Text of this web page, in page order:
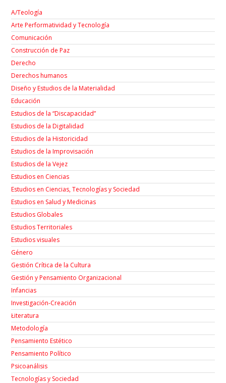
A/Teología
Arte Performatividad y Tecnología
Comunicación
Construcción de Paz
Derecho
Derechos humanos
Diseño y Estudios de la Materialidad
Educación
Estudios de la “Discapacidad”
Estudios de la Digitalidad
Estudios de la Historicidad
Estudios de la Improvisación
Estudios de la Vejez
Estudios en Ciencias
Estudios en Ciencias, Tecnologías y Sociedad
Estudios en Salud y Medicinas
Estudios Globales
Estudios Territoriales
Estudios visuales
Género
Gestión Crítica de la Cultura
Gestión y Pensamiento Organizacional
Infancias
Investigación-Creación
Łiteratura
Metodología
Pensamiento Estético
Pensamiento Político
Psicoanálisis
Tecnologías y Sociedad